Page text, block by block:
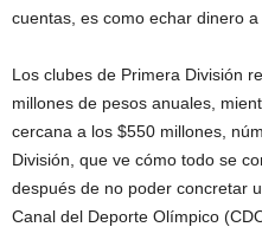
cuentas, es como echar dinero a
Los clubes de Primera División
millones de pesos anuales,
cercana a los $550 millones,
División, que ve cómo todo se
después de no poder concretar
Canal del Deporte Olímpico